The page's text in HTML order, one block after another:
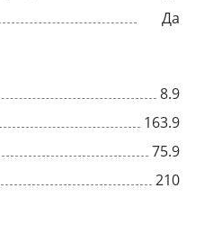
Да
8.9
163.9
75.9
210